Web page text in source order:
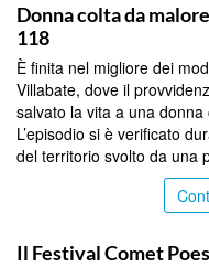
Donna colta da
118
È finita nel migliore dei
Villabate, dove il
salvato la vita a una
L’episodio si è verificato
del territorio svolto da una
Il Festival Comet